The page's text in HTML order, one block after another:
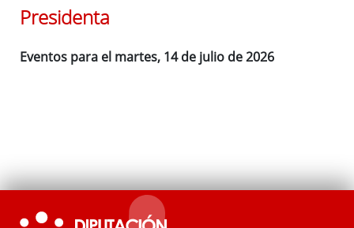
Presidenta
Eventos para el martes, 14 de julio de 2026